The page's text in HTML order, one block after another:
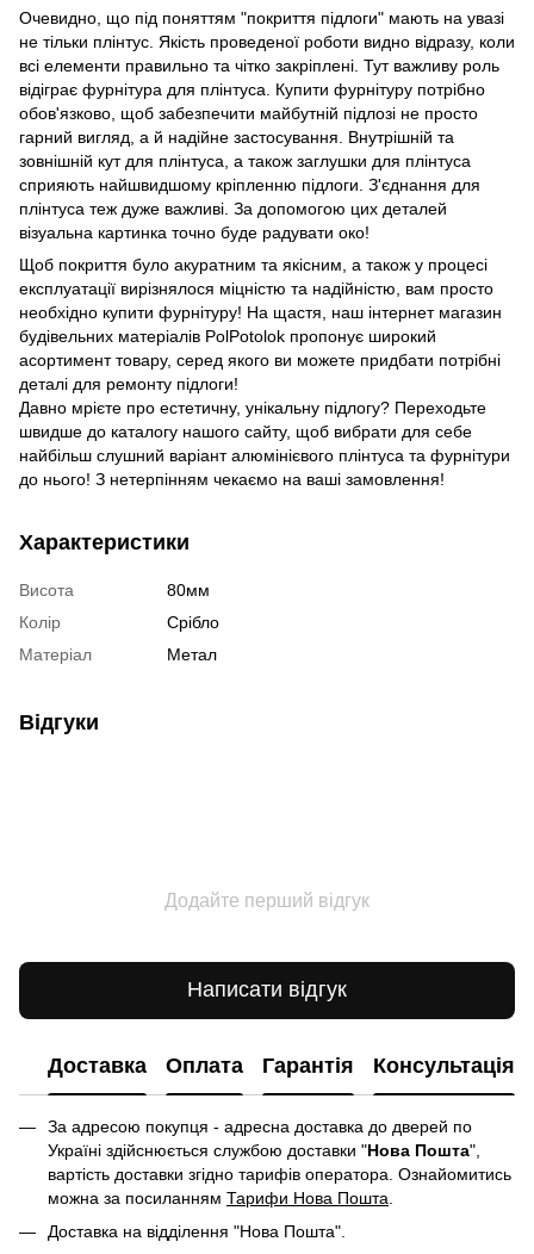
Очевидно, що під поняттям "покриття підлоги" мають на увазі
не тільки плінтус. Якість проведеної роботи видно відразу, коли
всі елементи правильно та чітко закріплені. Тут важливу роль
відіграє фурнітура для плінтуса. Купити фурнітуру потрібно
обов'язково, щоб забезпечити майбутній підлозі не просто
гарний вигляд, а й надійне застосування. Внутрішній та
зовнішній кут для плінтуса, а також заглушки для плінтуса
сприяють найшвидшому кріпленню підлоги. З'єднання для
плінтуса теж дуже важливі. За допомогою цих деталей
візуальна картинка точно буде радувати око!
Щоб покриття було акуратним та якісним, а також у процесі
експлуатації вирізнялося міцністю та надійністю, вам просто
необхідно купити фурнітуру! На щастя, наш інтернет магазин
будівельних матеріалів PolPotolok пропонує широкий
асортимент товару, серед якого ви можете придбати потрібні
деталі для ремонту підлоги!
Давно мрієте про естетичну, унікальну підлогу? Переходьте
швидше до каталогу нашого сайту, щоб вибрати для себе
найбільш слушний варіант алюмінієвого плінтуса та фурнітури
до нього! З нетерпінням чекаємо на ваші замовлення!
Характеристики
Висота
80мм
Колір
Срібло
Матеріал
Метал
Відгуки
Додайте перший відгук
Написати відгук
Доставка Оплата Гарантія Консультація
За адресою покупця - адресна доставка до дверей по
Україні здійснюється службою доставки "Нова Пошта",
вартість доставки згідно тарифів оператора. Ознайомитись
можна за посиланням Тарифи Нова Пошта
Доставка на відділення "Нова Пошта".